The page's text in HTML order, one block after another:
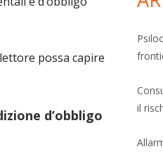
possa capire
d’obbligo
il